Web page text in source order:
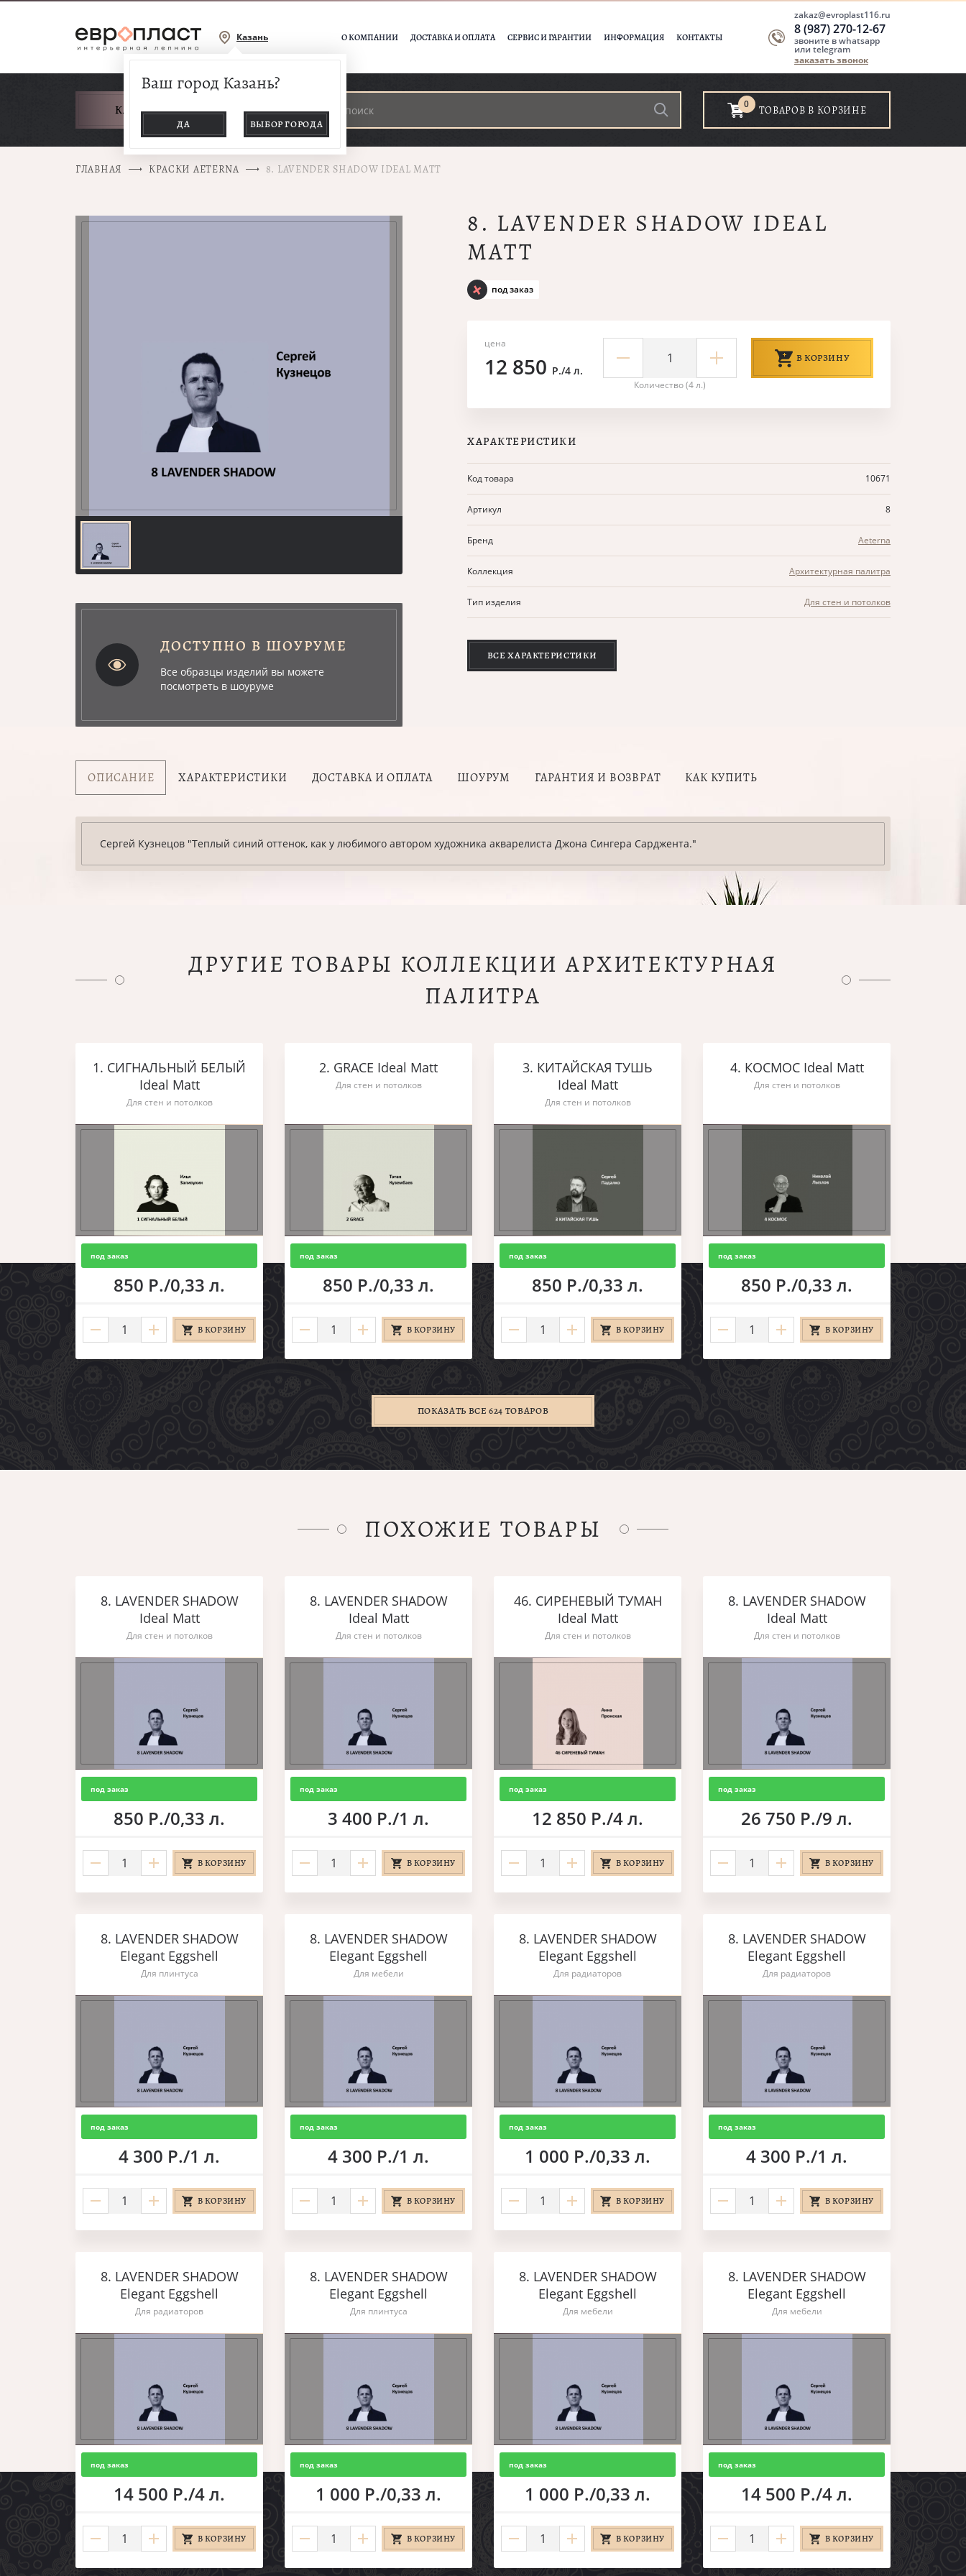
Казань О КОМПАНИИ ДОСТАВКА И ОПЛАТА СЕРВИС И ГАРАНТИИ ИНФОРМАЦИЯ КОНТАКТЫ
zakaz@evroplast116.ru
8 (987) 270-12-67
звоните в whatsapp
или telegram
заказать звонок
Ваш город Казань?
ДА ВЫБОР ГОРОДА
КАТАЛОГ ТОВАРОВ 0 ТОВАРОВ В КОРЗИНЕ
ГЛАВНАЯ КРАСКИ AETERNA 8. LAVENDER SHADOW IDEAL MATT
ДОСТУПНО В ШОУРУМЕ
Все образцы изделий вы можете
посмотреть в шоуруме
8. LAVENDER SHADOW IDEAL
MATT
под заказ
цена
12 850 Р./4 л.
Количество (4 л.)
В КОРЗИНУ
ХАРАКТЕРИСТИКИ
Код товара 10671
Артикул 8
Бренд Aeterna
Коллекция Архитектурная палитра
Тип изделия Для стен и потолков
ВСЕ ХАРАКТЕРИСТИКИ
ОПИСАНИЕ ХАРАКТЕРИСТИКИ ДОСТАВКА И ОПЛАТА ШОУРУМ ГАРАНТИЯ И ВОЗВРАТ КАК КУПИТЬ
Сергей Кузнецов "Теплый синий оттенок, как у любимого автором художника акварелиста Джона Сингера Сарджента."
ДРУГИЕ ТОВАРЫ КОЛЛЕКЦИИ АРХИТЕКТУРНАЯ
ПАЛИТРА
1. СИГНАЛЬНЫЙ БЕЛЫЙ
Ideal Matt
Для стен и потолков
под заказ
850 Р./0,33 л.
В КОРЗИНУ
2. GRACE Ideal Matt
Для стен и потолков
под заказ
850 Р./0,33 л.
В КОРЗИНУ
3. КИТАЙСКАЯ ТУШЬ
Ideal Matt
Для стен и потолков
под заказ
850 Р./0,33 л.
В КОРЗИНУ
4. КОСМОС Ideal Matt
Для стен и потолков
под заказ
850 Р./0,33 л.
В КОРЗИНУ
ПОКАЗАТЬ ВСЕ 624 ТОВАРОВ
ПОХОЖИЕ ТОВАРЫ
8. LAVENDER SHADOW
Ideal Matt
Для стен и потолков
под заказ
850 Р./0,33 л.
В КОРЗИНУ
8. LAVENDER SHADOW
Ideal Matt
Для стен и потолков
под заказ
3 400 Р./1 л.
В КОРЗИНУ
46. СИРЕНЕВЫЙ ТУМАН
Ideal Matt
Для стен и потолков
под заказ
12 850 Р./4 л.
В КОРЗИНУ
8. LAVENDER SHADOW
Ideal Matt
Для стен и потолков
под заказ
26 750 Р./9 л.
В КОРЗИНУ
8. LAVENDER SHADOW
Elegant Eggshell
Для плинтуса
под заказ
4 300 Р./1 л.
В КОРЗИНУ
8. LAVENDER SHADOW
Elegant Eggshell
Для мебели
под заказ
4 300 Р./1 л.
В КОРЗИНУ
8. LAVENDER SHADOW
Elegant Eggshell
Для радиаторов
под заказ
1 000 Р./0,33 л.
В КОРЗИНУ
8. LAVENDER SHADOW
Elegant Eggshell
Для радиаторов
под заказ
4 300 Р./1 л.
В КОРЗИНУ
8. LAVENDER SHADOW
Elegant Eggshell
Для радиаторов
под заказ
14 500 Р./4 л.
В КОРЗИНУ
8. LAVENDER SHADOW
Elegant Eggshell
Для плинтуса
под заказ
1 000 Р./0,33 л.
В КОРЗИНУ
8. LAVENDER SHADOW
Elegant Eggshell
Для мебели
под заказ
1 000 Р./0,33 л.
В КОРЗИНУ
8. LAVENDER SHADOW
Elegant Eggshell
Для мебели
под заказ
14 500 Р./4 л.
В КОРЗИНУ